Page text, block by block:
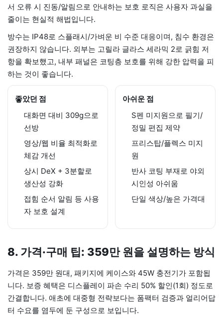
서 오류 시 진동/알림으로 안내하는 보호 로직은 사용자 과실을
줄이는 현실적 해법입니다.
방수는 IP48로 스플래시/가벼운 비 수준 대응이며, 침수 환경은
권장하지 않습니다. 외부는 고릴라 글라스 세라믹 2로 긁힘 저
항을 확보했고, 내부 패널은 코팅층 보호를 위해 강한 압력을 피
하는 것이 좋습니다.
좋았던 점
대화면 대비 309g으로
선방
영상/웹 비율 최적화로
체감 개선
상시 DeX + 3분할로
생산성 강화
접힘 순서 알림 등 사용
자 보호 설계
아쉬운 점
S펜 미지원으로 필기/
정밀 편집 제약
프리스탑/플렉스 미지
원
반사 코팅 부재로 야외
시인성 아쉬움
단일 색상/높은 가격대
8. 가격·구매 팁: 359만 원을 설명하는 방식
가격은 359만 원대, 패키지에 케이스와 45W 충전기가 포함됩
니다. 보증 혜택은 디스플레이 파손 수리 50% 할인(1회) 정도로
간결합니다. 애초에 대중형 전략보다는 폼팩터 검증과 얼리어답
터 수요를 염두에 둔 구성으로 보입니다.